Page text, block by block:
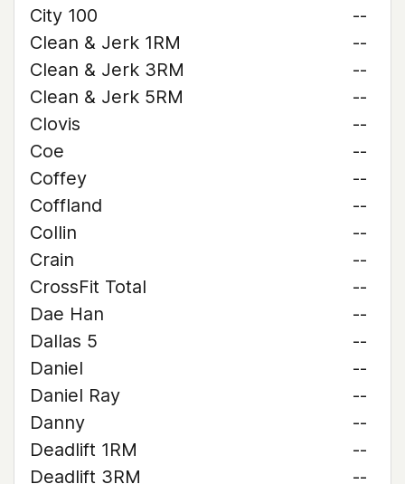
City 100
--
Clean & Jerk 1RM
--
Clean & Jerk 3RM
--
Clean & Jerk 5RM
--
Clovis
--
Coe
--
Coffey
--
Coffland
--
Collin
--
Crain
--
CrossFit Total
--
Dae Han
--
Dallas 5
--
Daniel
--
Daniel Ray
--
Danny
--
Deadlift 1RM
--
Deadlift 3RM
--